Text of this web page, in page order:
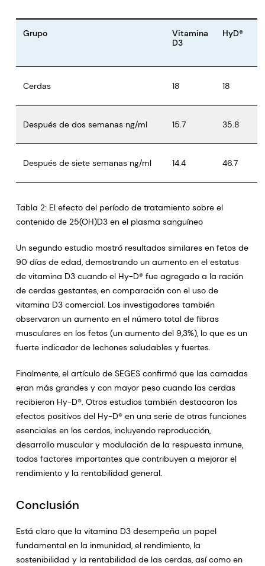
Grupo
Vitamina
D3
HyD®
Cerdas 18 18
Después de dos semanas ng/ml 15.7 35.8
Después de siete semanas ng/ml 14.4 46.7
Tabla 2: El efecto del período de tratamiento sobre el
contenido de 25(OH)D3 en el plasma sanguíneo
Un segundo estudio mostró resultados similares en fetos de
90 días de edad, demostrando un aumento en el estatus
de vitamina D3 cuando el Hy-D® fue agregado a la ración
de cerdas gestantes, en comparación con el uso de
vitamina D3 comercial. Los investigadores también
observaron un aumento en el número total de fibras
musculares en los fetos (un aumento del 9,3%), lo que es un
fuerte indicador de lechones saludables y fuertes.
Finalmente, el artículo de SEGES confirmó que las camadas
eran más grandes y con mayor peso cuando las cerdas
recibieron Hy-D®. Otros estudios también destacaron los
efectos positivos del Hy-D® en una serie de otras funciones
esenciales en los cerdos, incluyendo reproducción,
desarrollo muscular y modulación de la respuesta inmune,
todos factores importantes que contribuyen a mejorar el
rendimiento y la rentabilidad general.
Conclusión
Está claro que la vitamina D3 desempeña un papel
fundamental en la inmunidad, el rendimiento, la
sostenibilidad y la rentabilidad de las cerdas, así como en